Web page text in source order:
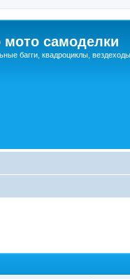
мото самоделки
багги, квадроциклы, вездеходы